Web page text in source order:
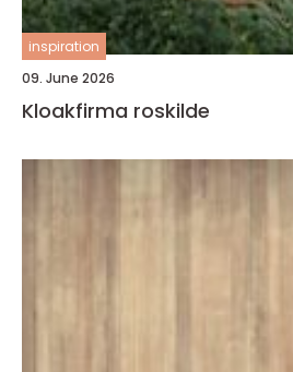
inspiration
09. June 2026
Kloakfirma roskilde